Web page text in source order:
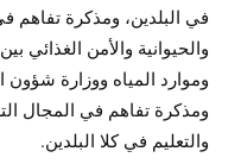
في البلدين، ومذكرة تفاهم
والحيوانية والأمن الغذائي
وموارد المياه ووزارة شؤون
ومذكرة تفاهم في المجال
والتعليم في كلا البلدين.